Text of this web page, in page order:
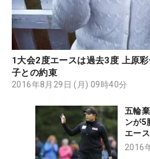
1大会2度エースは過去3度 上原
子との約束
2016年8月29日 (月) 09時40分
五輪
ンが5
エー
2016